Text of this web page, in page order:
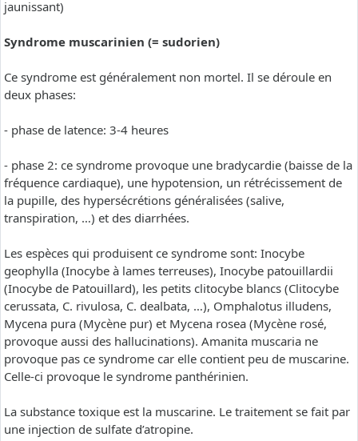
jaunissant)
Syndrome muscarinien (= sudorien)
Ce syndrome est généralement non mortel. Il se déroule en
deux phases:
- phase de latence: 3-4 heures
- phase 2: ce syndrome provoque une bradycardie (baisse de la
fréquence cardiaque), une hypotension, un rétrécissement de
la pupille, des hypersécrétions généralisées (salive,
transpiration, …) et des diarrhées.
Les espèces qui produisent ce syndrome sont: Inocybe
geophylla (Inocybe à lames terreuses), Inocybe patouillardii
(Inocybe de Patouillard), les petits clitocybe blancs (Clitocybe
cerussata, C. rivulosa, C. dealbata, …), Omphalotus illudens,
Mycena pura (Mycène pur) et Mycena rosea (Mycène rosé,
provoque aussi des hallucinations). Amanita muscaria ne
provoque pas ce syndrome car elle contient peu de muscarine.
Celle-ci provoque le syndrome panthérinien.
La substance toxique est la muscarine. Le traitement se fait par
une injection de sulfate d’atropine.